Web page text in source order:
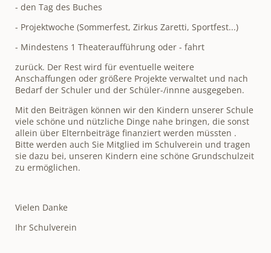
- den Tag des Buches
- Projektwoche (Sommerfest, Zirkus Zaretti, Sportfest...)
- Mindestens 1 Theateraufführung oder - fahrt
zurück. Der Rest wird für eventuelle weitere
Anschaffungen oder größere Projekte verwaltet und nach
Bedarf der Schuler und der Schüler-/innne ausgegeben.
Mit den Beiträgen können wir den Kindern unserer Schule
viele schöne und nützliche Dinge nahe bringen, die sonst
allein über Elternbeiträge finanziert werden müssten .
Bitte werden auch Sie Mitglied im Schulverein und tragen
sie dazu bei, unseren Kindern eine schöne Grundschulzeit
zu ermöglichen.
Vielen Danke
Ihr Schulverein